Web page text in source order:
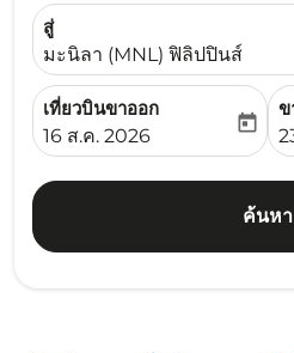
สู่
มะนิลา (MNL) ฟิลิปปินส์
เที่ยวบินขาออก
fc-booking-departure-
16 ส.ค. 2026
today
ข
ค้นหา